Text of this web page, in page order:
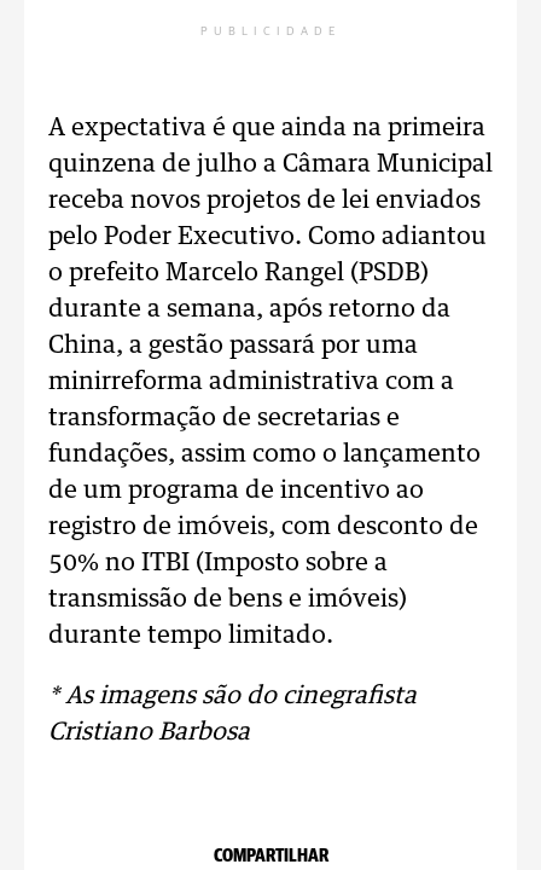
PUBLICIDADE
A expectativa é que ainda na primeira
quinzena de julho a Câmara Municipal
receba novos projetos de lei enviados
pelo Poder Executivo. Como adiantou
o prefeito Marcelo Rangel (PSDB)
durante a semana, após retorno da
China, a gestão passará por uma
minirreforma administrativa com a
transformação de secretarias e
fundações, assim como o lançamento
de um programa de incentivo ao
registro de imóveis, com desconto de
50% no ITBI (Imposto sobre a
transmissão de bens e imóveis)
durante tempo limitado.
* As imagens são do cinegrafista
Cristiano Barbosa
COMPARTILHAR